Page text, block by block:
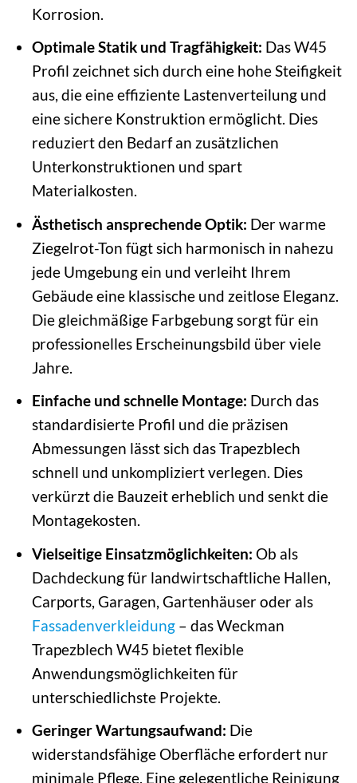
Korrosion.
Optimale Statik und Tragfähigkeit: Das W45
Profil zeichnet sich durch eine hohe Steifigkeit
aus, die eine effiziente Lastenverteilung und
eine sichere Konstruktion ermöglicht. Dies
reduziert den Bedarf an zusätzlichen
Unterkonstruktionen und spart
Materialkosten.
Ästhetisch ansprechende Optik: Der warme
Ziegelrot-Ton fügt sich harmonisch in nahezu
jede Umgebung ein und verleiht Ihrem
Gebäude eine klassische und zeitlose Eleganz.
Die gleichmäßige Farbgebung sorgt für ein
professionelles Erscheinungsbild über viele
Jahre.
Einfache und schnelle Montage: Durch das
standardisierte Profil und die präzisen
Abmessungen lässt sich das Trapezblech
schnell und unkompliziert verlegen. Dies
verkürzt die Bauzeit erheblich und senkt die
Montagekosten.
Vielseitige Einsatzmöglichkeiten: Ob als
Dachdeckung für landwirtschaftliche Hallen,
Carports, Garagen, Gartenhäuser oder als
Fassadenverkleidung– das Weckman
Trapezblech W45 bietet flexible
Anwendungsmöglichkeiten für
unterschiedlichste Projekte.
Geringer Wartungsaufwand: Die
widerstandsfähige Oberfläche erfordert nur
minimale Pflege. Eine gelegentliche Reinigung